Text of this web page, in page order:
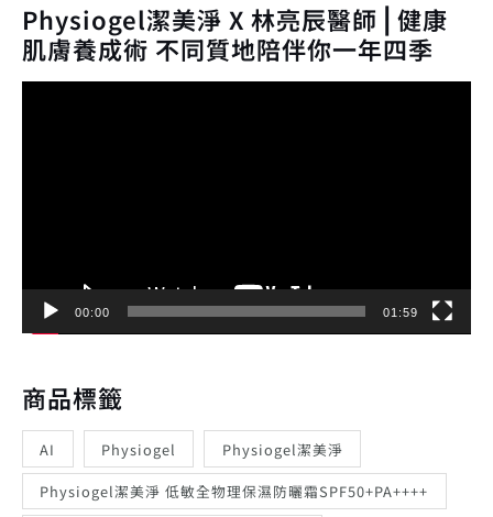
Physiogel潔美淨 X 林亮辰醫師⎪健康
肌膚養成術 不同質地陪伴你一年四季
00:00 01:59
商品標籤
AI Physiogel Physiogel潔美淨
Physiogel潔美淨 低敏全物理保濕防曬霜SPF50+PA++++